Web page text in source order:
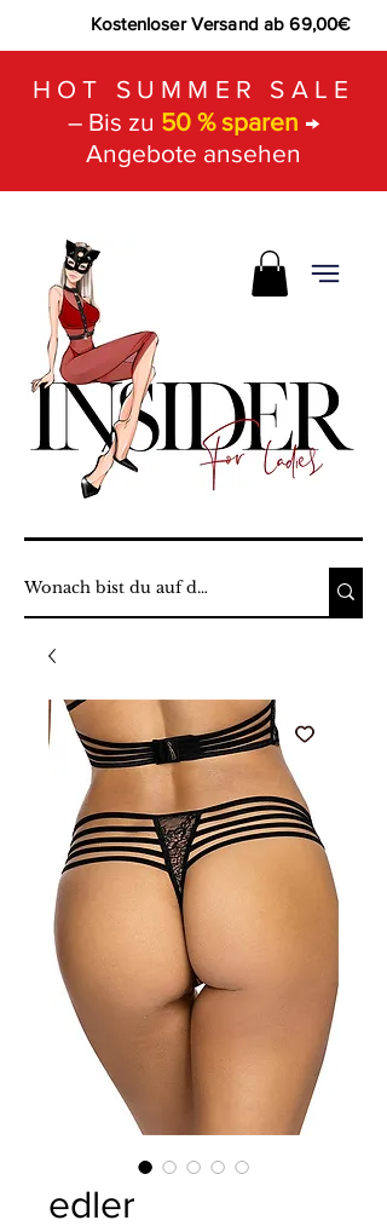
Kostenloser Versand ab 69,00€
HOT SUMMER SALE
– Bis zu 50 % sparen →
Angebote ansehen
edler